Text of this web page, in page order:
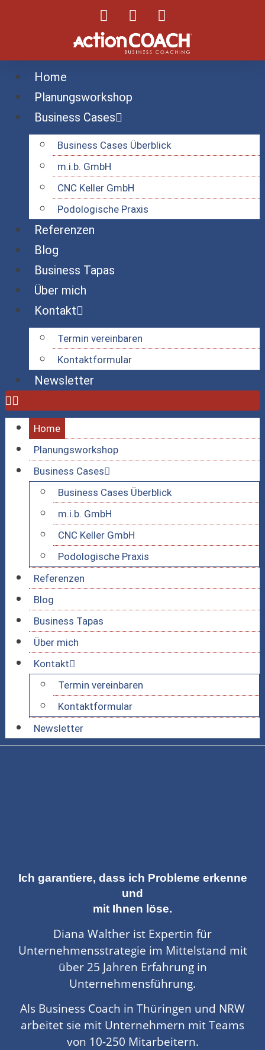
Home
Planungsworkshop
Business Cases
Business Cases Überblick
m.i.b. GmbH
CNC Keller GmbH
Podologische Praxis
Referenzen
Blog
Business Tapas
Über mich
Kontakt
Termin vereinbaren
Kontaktformular
Newsletter
Home
Planungsworkshop
Business Cases
Business Cases Überblick
m.i.b. GmbH
CNC Keller GmbH
Podologische Praxis
Referenzen
Blog
Business Tapas
Über mich
Kontakt
Termin vereinbaren
Kontaktformular
Newsletter
Ich garantiere, dass ich Probleme erkenne
und
mit Ihnen löse.
Diana Walther ist Expertin für
Unternehmensstrategie im Mittelstand mit
über 25 Jahren Erfahrung in
Unternehmensführung.
Als Business Coach in Thüringen und NRW
arbeitet sie mit Unternehmern mit Teams
von 10-250 Mitarbeitern.